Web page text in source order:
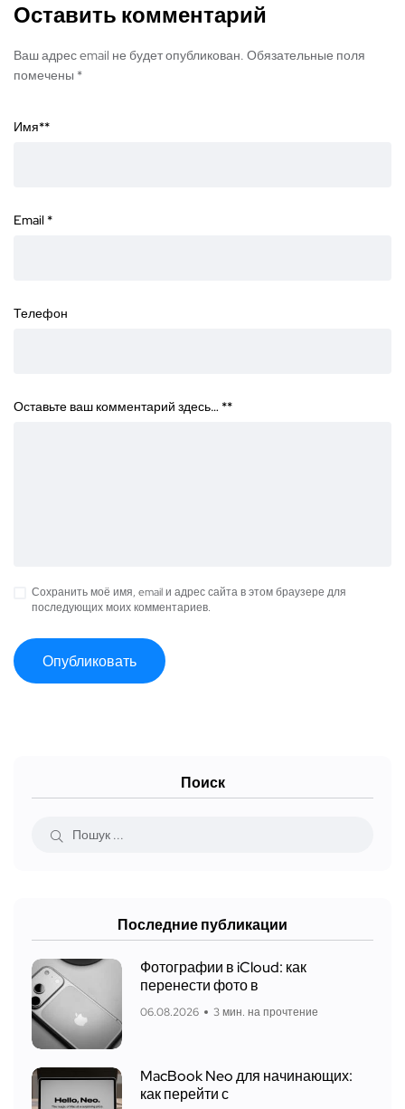
Оставить комментарий
Ваш адрес email не будет опубликован. Обязательные поля
помечены *
Имя**
Email *
Телефон
Оставьте ваш комментарий здесь… **
Сохранить моё имя, email и адрес сайта в этом браузере для
последующих моих комментариев.
Поиск
Последние публикации
Фотографии в iCloud: как
перенести фото в
06.08.2026 3 мин. на прочтение
MacBook Neo для начинающих:
как перейти с